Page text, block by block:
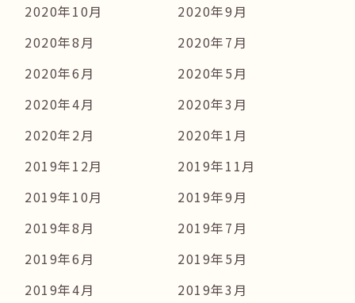
2020年10月
2020年9月
2020年8月
2020年7月
2020年6月
2020年5月
2020年4月
2020年3月
2020年2月
2020年1月
2019年12月
2019年11月
2019年10月
2019年9月
2019年8月
2019年7月
2019年6月
2019年5月
2019年4月
2019年3月